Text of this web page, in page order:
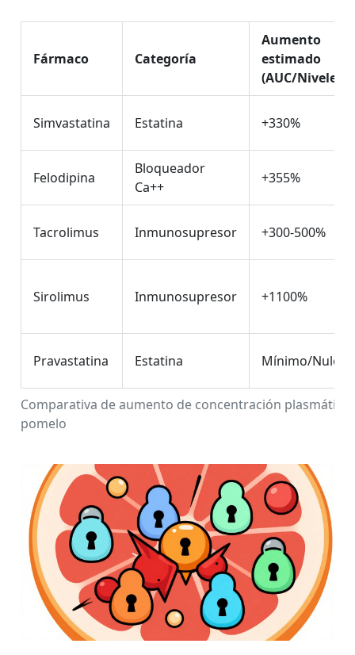
Comparativa de aumento de concentración
pomelo
Fármaco Categoría
Aumento
estimado
(AUC/Niveles)
Simvastatina Estatina +330%
Felodipina
Bloqueador
Ca++
+355%
Tacrolimus Inmunosupresor +300-500%
Sirolimus Inmunosupresor +1100%
Pravastatina Estatina Mínimo/Nulo